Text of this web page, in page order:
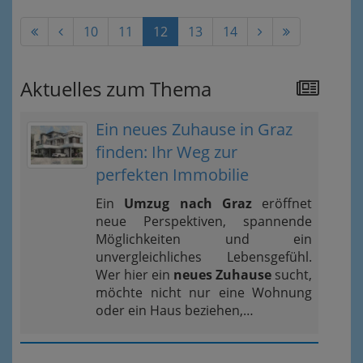
10 11 12 13 14
Aktuelles zum Thema
Ein neues Zuhause in Graz
finden: Ihr Weg zur
perfekten Immobilie
Ein Umzug nach Grazeröffnet
neue Perspektiven, spannende
Möglichkeiten und ein
unvergleichliches Lebensgefühl.
Wer hier ein neues Zuhause sucht,
möchte nicht nur eine Wohnung
oder ein Haus beziehen,…